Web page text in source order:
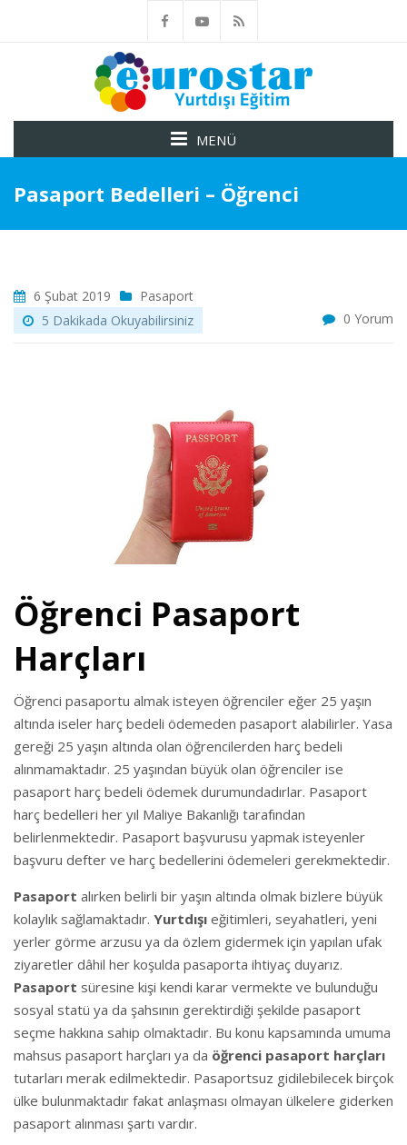
MENÜ
Pasaport Bedelleri – Öğrenci
6 Şubat 2019
Pasaport
5 Dakikada Okuyabilirsiniz
0 Yorum
Öğrenci Pasaport
Harçları
Öğrenci pasaportu almak isteyen öğrenciler eğer 25 yaşın
altında iseler harç bedeli ödemeden pasaport alabilirler. Yasa
gereği 25 yaşın altında olan öğrencilerden harç bedeli
alınmamaktadır. 25 yaşından büyük olan öğrenciler ise
pasaport harç bedeli ödemek durumundadırlar. Pasaport
harç bedelleri her yıl Maliye Bakanlığı tarafından
belirlenmektedir. Pasaport başvurusu yapmak isteyenler
başvuru defter ve harç bedellerini ödemeleri gerekmektedir.
Pasaport alırken belirli bir yaşın altında olmak bizlere büyük
kolaylık sağlamaktadır. Yurtdışı eğitimleri, seyahatleri, yeni
yerler görme arzusu ya da özlem gidermek için yapılan ufak
ziyaretler dâhil her koşulda pasaporta ihtiyaç duyarız.
Pasaport süresine kişi kendi karar vermekte ve bulunduğu
sosyal statü ya da şahsının gerektirdiği şekilde pasaport
seçme hakkına sahip olmaktadır. Bu konu kapsamında umuma
mahsus pasaport harçları ya da öğrenci pasaport harçları
tutarları merak edilmektedir. Pasaportsuz gidilebilecek birçok
ülke bulunmaktadır fakat anlaşması olmayan ülkelere giderken
pasaport alınması şartı vardır.